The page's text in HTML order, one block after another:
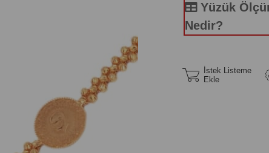
Yüzük
Nedir?
İstek Listeme
Ekle